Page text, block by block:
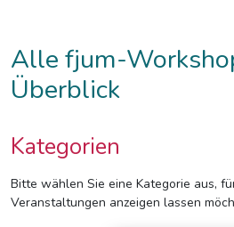
Alle fjum-
Überblick
Kategorien
Bitte wählen Sie eine Kategorie aus,
Veranstaltungen anzeigen lassen